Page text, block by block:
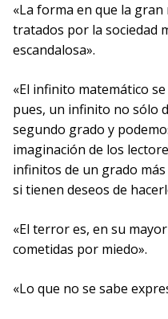
«La forma en que la
tratados por la sociedad
escandalosa».
«El infinito matemático
pues, un infinito no sólo
segundo grado y
imaginación de los
infinitos de un grado
si tienen deseos de
«El terror es, en su
cometidas por miedo».
«Lo que no se sabe